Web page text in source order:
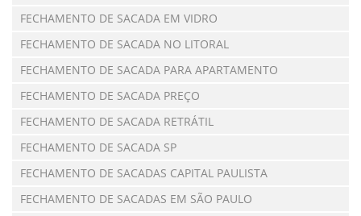
FECHAMENTO DE SACADA EM VIDRO
FECHAMENTO DE SACADA NO LITORAL
FECHAMENTO DE SACADA PARA APARTAMENTO
FECHAMENTO DE SACADA PREÇO
FECHAMENTO DE SACADA RETRÁTIL
FECHAMENTO DE SACADA SP
FECHAMENTO DE SACADAS CAPITAL PAULISTA
FECHAMENTO DE SACADAS EM SÃO PAULO